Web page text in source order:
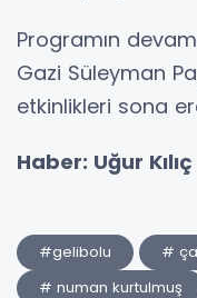
Programın
Gazi Süleyman
etkinlikleri sona
Haber: Uğur Kılıç
#gelibolu #
# numan kurtulmuş